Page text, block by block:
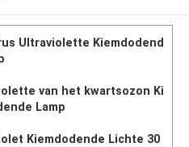
Ultraviolette Kiemdodend
van het kwartsozon Ki
Lamp
Kiemdodende Lichte 30